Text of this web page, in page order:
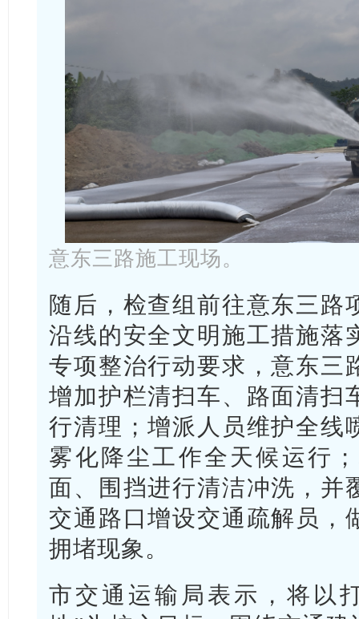
意东三路施工现场。
随后，检查组前往意东三路
沿线的安全文明施工措施落
专项整治行动要求，意东三
增加护栏清扫车、路面清扫
行清理；增派人员维护全线
雾化降尘工作全天候运行
面、围挡进行清洁冲洗，并
交通路口增设交通疏解员，
拥堵现象。
市交通运输局表示，将以